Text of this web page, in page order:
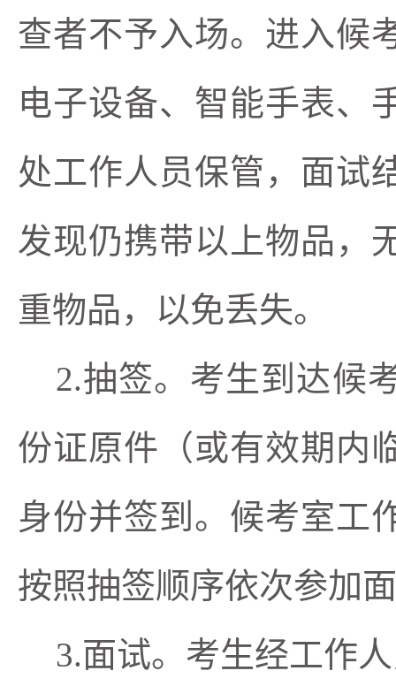
查者不予入场。进入候
电子设备、智能手表、
处工作人员保管，面试
发现仍携带以上物品，
重物品，以免丢失。
2.抽签。考生到达候
份证原件（或有效期内
身份并签到。候考室工
按照抽签顺序依次参加
3.面试。考生经工作